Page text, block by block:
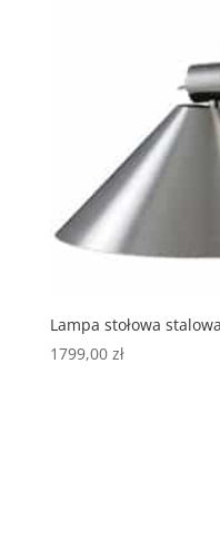
Lampa stołowa
1799,00 zł